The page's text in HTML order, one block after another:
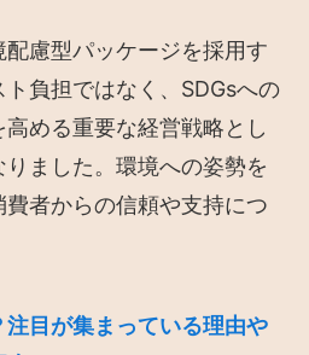
慮型パッケージを採用す
負担ではなく、SDGsへの
める重要な経営戦略とし
ました。環境への姿勢を
者からの信頼や支持につ
目が集まっている理由や